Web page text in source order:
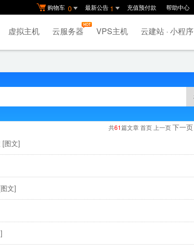
购物车 0 最新公告 1 充值预付款 帮助中心
虚拟主机 云服务器 VPS主机 云建站 · 小程序
共61篇文章 首页 上一页下一页
[图文]
文]